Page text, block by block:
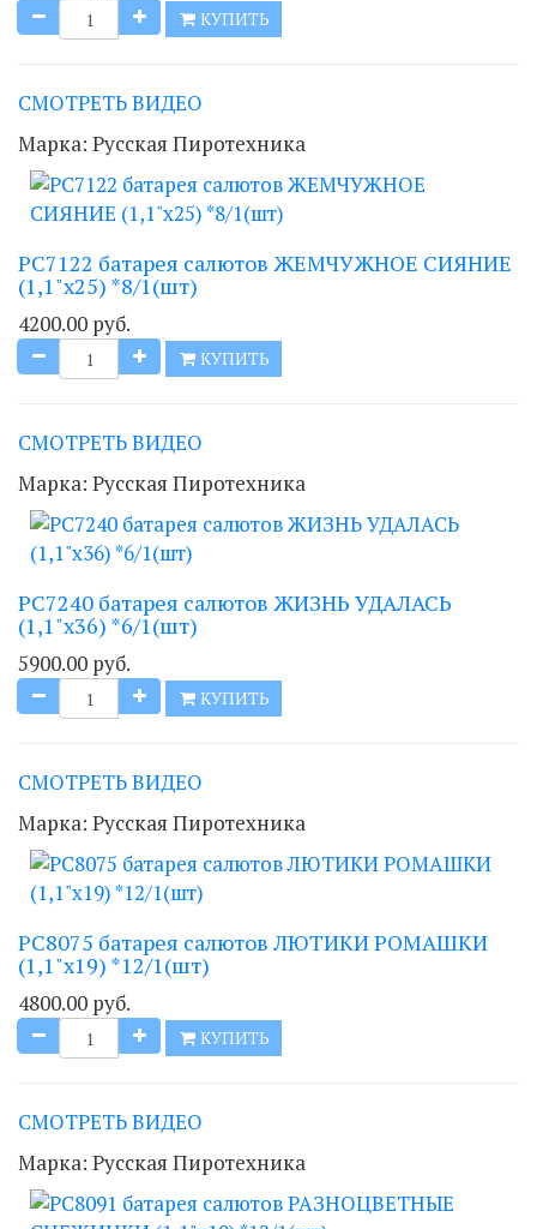
КУПИТЬ
СМОТРЕТЬ ВИДЕО
Марка: Русская Пиротехника
РС7122 батарея салютов ЖЕМЧУЖНОЕ СИЯНИЕ
(1,1"х25) *8/1(шт)
4200.00 руб.
КУПИТЬ
СМОТРЕТЬ ВИДЕО
Марка: Русская Пиротехника
РС7240 батарея салютов ЖИЗНЬ УДАЛАСЬ
(1,1"x36) *6/1(шт)
5900.00 руб.
КУПИТЬ
СМОТРЕТЬ ВИДЕО
Марка: Русская Пиротехника
РС8075 батарея салютов ЛЮТИКИ РОМАШКИ
(1,1"х19) *12/1(шт)
4800.00 руб.
КУПИТЬ
СМОТРЕТЬ ВИДЕО
Марка: Русская Пиротехника